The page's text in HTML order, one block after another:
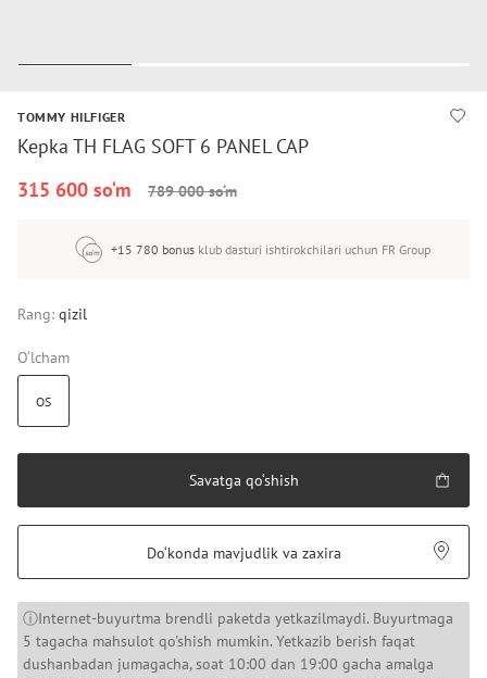
TOMMY HILFIGER
Kepka TH FLAG SOFT 6 PANEL CAP
315 600 so‘m
789 000 so‘m
+15 780 bonus klub dasturi ishtirokchilari uchun FR Group
Rang: qizil
O‘lcham
OS
Savatga qo‘shish
Do‘konda mavjudlik va zaxira
ⓘInternet-buyurtma brendli paketda yetkazilmaydi. Buyurtmaga
5 tagacha mahsulot qo'shish mumkin. Yetkazib berish faqat
dushanbadan jumagacha, soat 10:00 dan 19:00 gacha amalga